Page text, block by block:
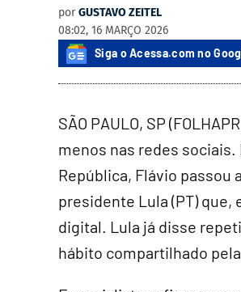
por GUSTAVO ZEITEL
08:02, 16 MARÇO 2026
Siga o Acessa.com no
SÃO PAULO, SP
menos nas redes
República, Flávio passou
presidente Lula (PT)
digital. Lula já disse
hábito compartilhado